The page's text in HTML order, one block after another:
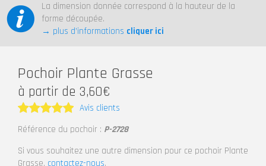
La dimension donnée correspond à la hauteur de la
forme découpée.
→ plus d’informations cliquer ici
Pochoir Plante Grasse
à partir de 3,60€
Note5
Avis clients
Référence du pochoir : P-2728
Si vous souhaitez une autre dimension pour ce pochoir Plante
Grasse, contactez-nous.